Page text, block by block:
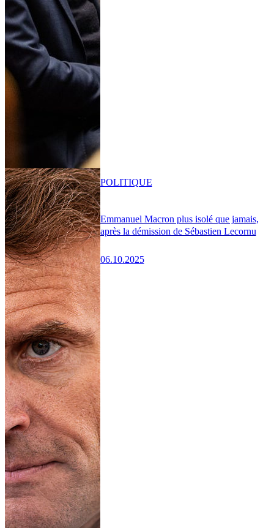
Emmanuel Macron plus isolé que jamais,
après la démission de Sébastien Lecornu
06.10.2025
POLITIQUE